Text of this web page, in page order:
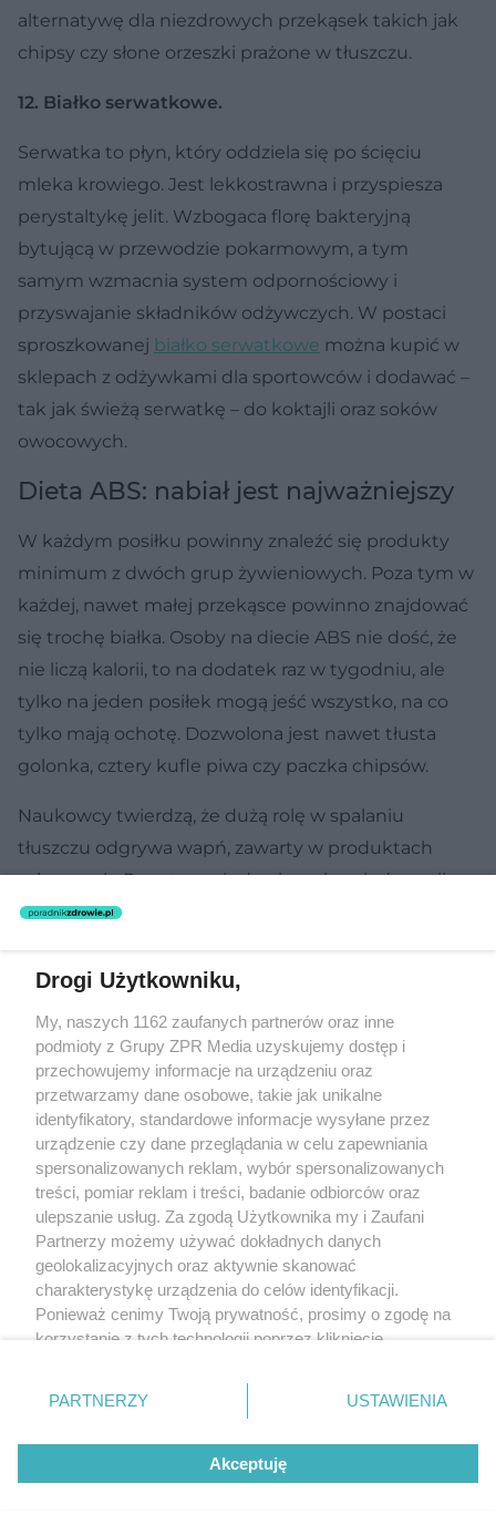
alternatywę dla niezdrowych przekąsek takich jak
chipsy czy słone orzeszki prażone w tłuszczu.
12. Białko serwatkowe.
Serwatka to płyn, który oddziela się po ścięciu
mleka krowiego. Jest lekkostrawna i przyspiesza
perystaltykę jelit. Wzbogaca florę bakteryjną
bytującą w przewodzie pokarmowym, a tym
samym wzmacnia system odpornościowy i
przyswajanie składników odżywczych. W postaci
sproszkowanej białko serwatkowe można kupić w
sklepach z odżywkami dla sportowców i dodawać –
tak jak świeżą serwatkę – do koktajli oraz soków
owocowych.
Dieta ABS: nabiał jest najważniejszy
W każdym posiłku powinny znaleźć się produkty
minimum z dwóch grup żywieniowych. Poza tym w
każdej, nawet małej przekąsce powinno znajdować
się trochę białka. Osoby na diecie ABS nie dość, że
nie liczą kalorii, to na dodatek raz w tygodniu, ale
tylko na jeden posiłek mogą jeść wszystko, na co
tylko mają ochotę. Dozwolona jest nawet tłusta
golonka, cztery kufle piwa czy paczka chipsów.
Naukowcy twierdzą, że dużą rolę w spalaniu
tłuszczu odgrywa wapń, zawarty w produktach
mlecznych. Poza tym nigdy nie walcz głodem pijąc
bez pohamowania wszelkie napoje. Wbrew
niejednokrotnie bardziej tuczące niż te w
na czas całej diety z alkoholem. Udowodniono
bowiem, że alkohol sprawia, że organizm
spala tłuszcz prawie o 40 proc. wolniej. W miejsce
alkoholu zdecydowanie lepiej wprowadzić wodę
mineralną, zieloną herbatę oraz odtłuszczone mleko.
Drogi Użytkowniku,
My, naszych 1162 zaufanych partnerów oraz inne
podmioty z Grupy ZPR Media uzyskujemy dostęp i
przechowujemy informacje na urządzeniu oraz
przetwarzamy dane osobowe, takie jak unikalne
identyfikatory, standardowe informacje wysyłane przez
urządzenie czy dane przeglądania w celu zapewniania
spersonalizowanych reklam, wybór spersonalizowanych
treści, pomiar reklam i treści, badanie odbiorców oraz
ulepszanie usług. Za zgodą Użytkownika my i Zaufani
Partnerzy możemy używać dokładnych danych
geolokalizacyjnych oraz aktywnie skanować
charakterystykę urządzenia do celów identyfikacji.
Ponieważ cenimy Twoją prywatność, prosimy o zgodę na
korzystanie z tych technologii poprzez kliknięcie
zmienić/wycofać klikając przycisk ustawień prywatności
znajdujący się w lewym dolnym rogu strony
rodzaje przetwarzania danych nie wymagają zgody
użytkownika, ale masz prawo sprzeciwić się takiemu
przetwarzaniu. Preferencje będą miały zastosowanie tylko
PARTNERZY USTAWIENIA
Akceptuję